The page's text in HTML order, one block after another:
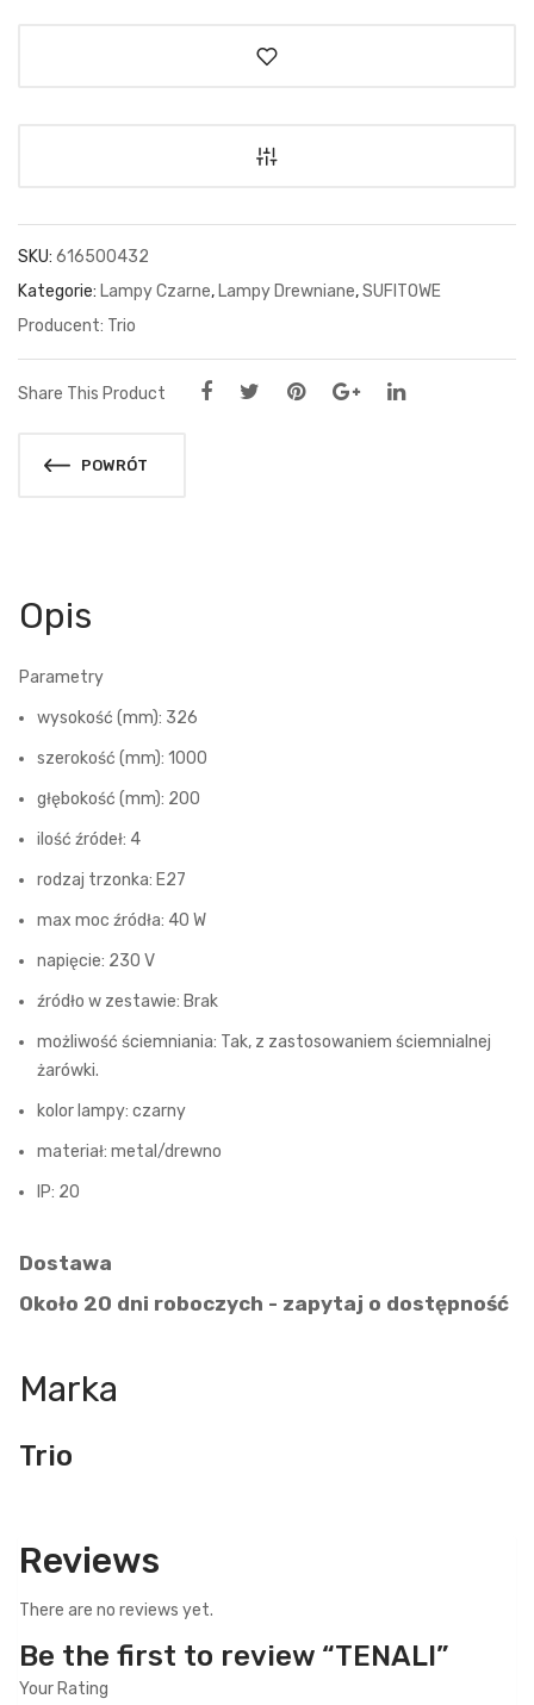
SKU: 616500432
Kategorie: Lampy Czarne, Lampy Drewniane,SUFITOWE
Trio
Share This Product
POWRÓT
Opis
Parametry
wysokość (mm): 326
szerokość (mm): 1000
głębokość (mm): 200
ilość źródeł: 4
rodzaj trzonka: E27
max moc źródła: 40 W
napięcie: 230 V
źródło w zestawie: Brak
możliwość ściemniania: Tak, z zastosowaniem ściemnialnej
żarówki.
kolor lampy: czarny
materiał: metal/drewno
IP: 20
Dostawa
Około 20 dni roboczych - zapytaj o dostępność
Marka
Trio
Reviews
There are no reviews yet.
Be the first to review “TENALI”
Your Rating